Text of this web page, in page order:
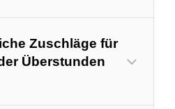
Zuschläge für
Überstunden